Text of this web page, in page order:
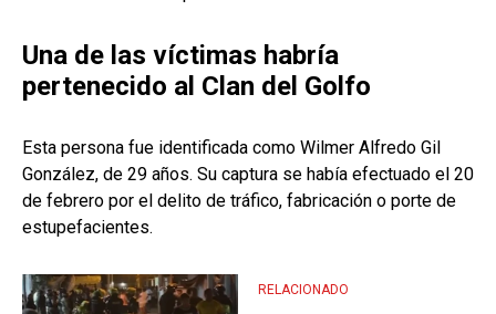
Una de las víctimas habría
pertenecido al Clan del Golfo
Esta persona fue identificada como Wilmer Alfredo Gil
González, de 29 años. Su captura se había efectuado el 20
de febrero por el delito de tráfico, fabricación o porte de
estupefacientes.
RELACIONADO